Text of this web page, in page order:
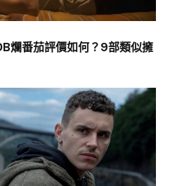
爛番茄評價如何？9部類似擁